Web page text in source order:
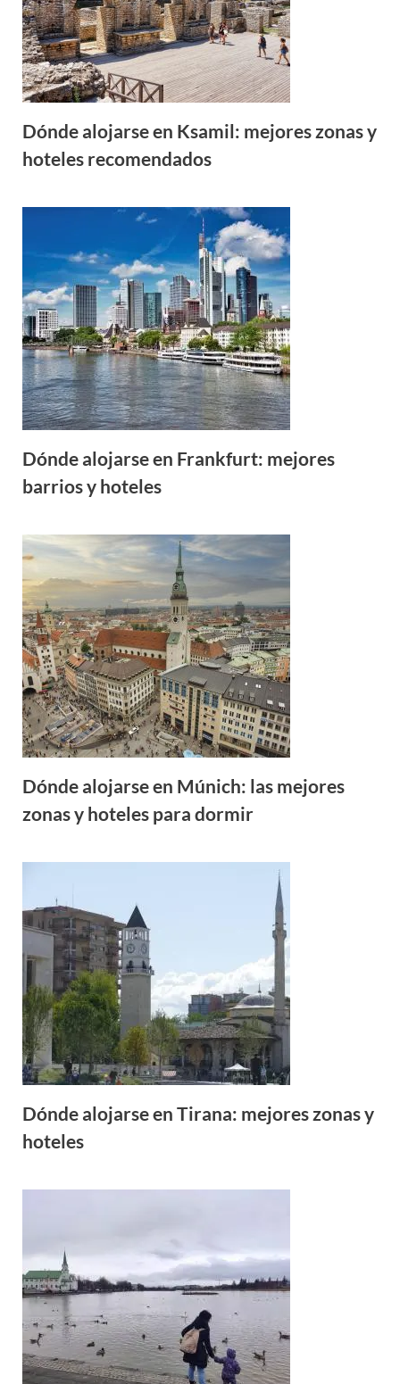
Dónde alojarse en Ksamil: mejores zonas y
hoteles recomendados
Dónde alojarse en Frankfurt: mejores
barrios y hoteles
Dónde alojarse en Múnich: las mejores
zonas y hoteles para dormir
Dónde alojarse en Tirana: mejores zonas y
hoteles